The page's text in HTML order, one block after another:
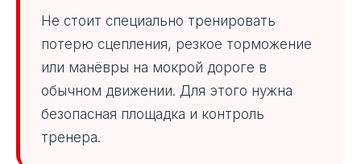
Не стоит специально тренировать
потерю сцепления, резкое торможение
или манёвры на мокрой дороге в
обычном движении. Для этого нужна
безопасная площадка и контроль
тренера.